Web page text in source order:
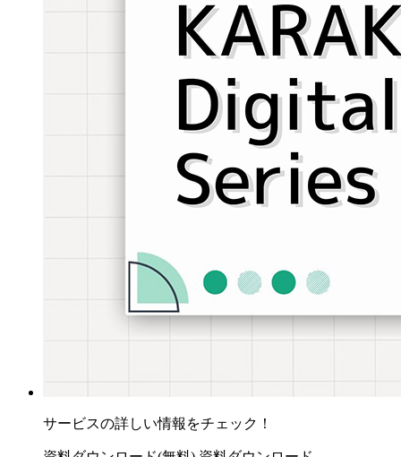
サービスの詳しい情報をチェック！